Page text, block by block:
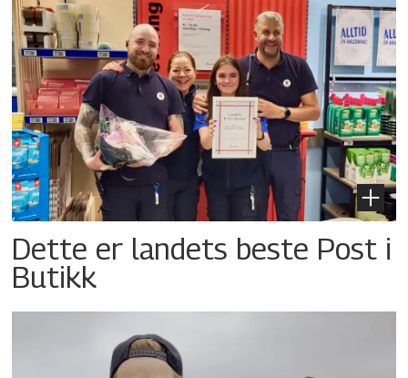
Dette er landets beste Post i
Butikk